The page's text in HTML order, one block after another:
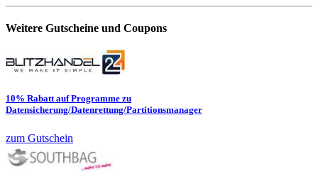
Weitere Gutscheine und Coupons
10% Rabatt auf Programme zu
Datensicherung/Datenrettung/Partitionsmanager
zum Gutschein